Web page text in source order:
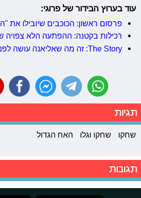
עוד בערוץ הבידור של פרוגי:
פרסום ראשון: הכוכבים שיובילו את
רכילות בקטנה: ההפתעה הלא צפויה
The Story: זה מה שאליאנה עושה לפני החתונה
תגיות
שחקו שחקו וגלו האח הגדול
תגובות